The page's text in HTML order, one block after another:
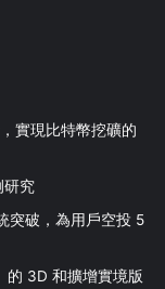
實現比特幣挖礦的
研究
突破，為用戶空投 5
的 3D 和擴增實境版